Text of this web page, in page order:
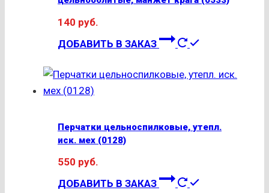
140 руб.
ДОБАВИТЬ В ЗАКАЗ
Этот
имеет
можно
странице
Перчатки цельноспилковые, утепл.
иск. мех (0128)
550 руб.
ДОБАВИТЬ В ЗАКАЗ